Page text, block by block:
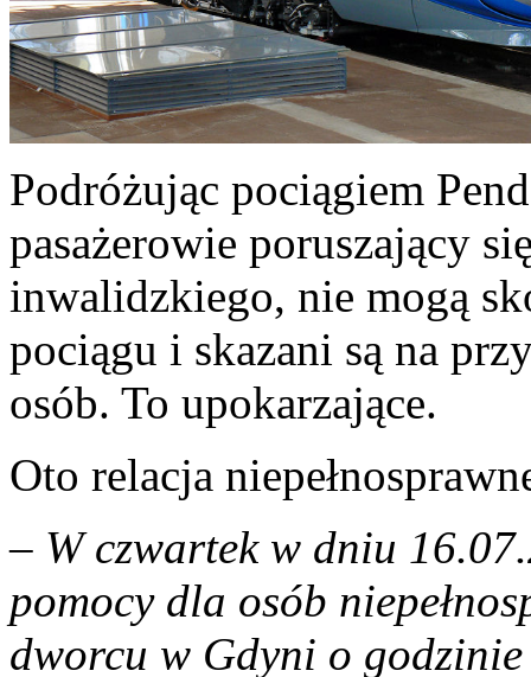
Podróżując pociągiem
pasażerowie poruszający
inwalidzkiego, nie mogą
pociągu i skazani są na
osób. To upokarzające.
Oto relacja
– W czwartek w dniu
pomocy dla osób
dworcu w Gdyni o